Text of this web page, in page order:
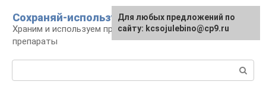
контенту
Сохраняй-используй
Храним и используем продукты, предметы,
препараты
Для любых предложений по
сайту: kcsojulebino@cp9.ru